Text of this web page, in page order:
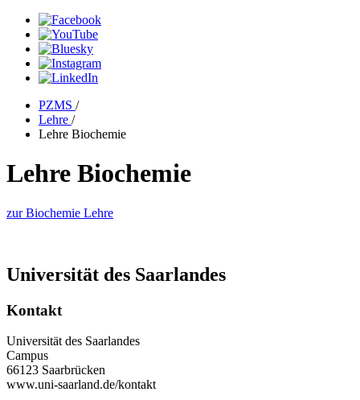
PZMS /
Lehre /
Lehre Biochemie
Lehre Biochemie
zur Biochemie Lehre
Universität des Saarlandes
Kontakt
Universität des Saarlandes
Campus
66123 Saarbrücken
www.uni-saarland.de/kontakt